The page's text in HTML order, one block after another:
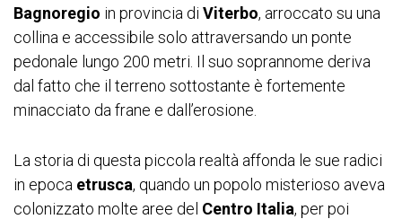
Bagnoregio in provincia di Viterbo, arroccato su una
collina e accessibile solo attraversando un ponte
pedonale lungo 200 metri. Il suo soprannome deriva
dal fatto che il terreno sottostante è fortemente
minacciato da frane e dall’erosione.
La storia di questa piccola realtà affonda le sue radici
in epoca etrusca, quando un popolo misterioso aveva
colonizzato molte aree del Centro Italia, per poi